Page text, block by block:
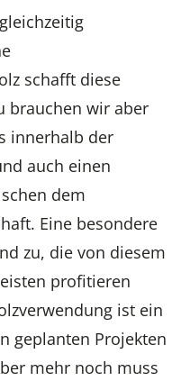
schafft diese
brauchen wir aber
innerhalb der
auch einen
dem
Eine besondere
zu, die von diesem
profitieren
ist ein
geplanten Projekten
mehr noch muss